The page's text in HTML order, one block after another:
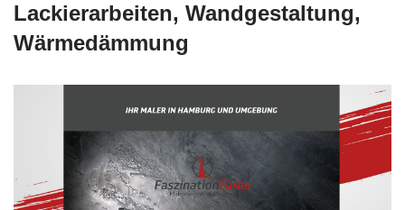
Lackierarbeiten, Wandgestaltung,
Wärmedämmung